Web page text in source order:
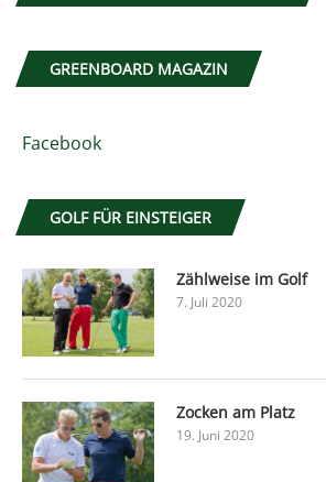
GREENBOARD MAGAZIN
Facebook
GOLF FÜR EINSTEIGER
Zählweise im Golf
7. Juli 2020
Zocken am Platz
19. Juni 2020